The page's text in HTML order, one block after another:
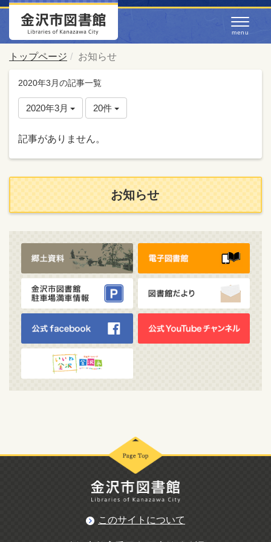
トップページ お知らせ
2020年3月の記事一覧
2020年3月 20件
記事がありません。
お知らせ
このサイトについて